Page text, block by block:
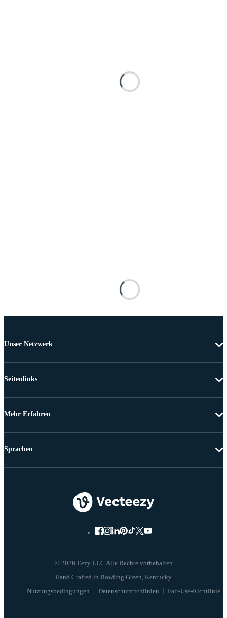
Unser Netzwerk
Seitenlinks
Mehr Erfahren
© 2026 Eezy LLC Alle Rechte vorbehalten
Nutzungsbedingungen Datenschutzrichlinien Fair-Use-Richtlinie
Sprachen